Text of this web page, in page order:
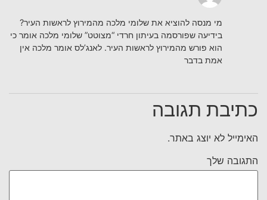
מי מנסה להוציא את שלומי מלכה מהמירוץ לראשות העיר?
בידיעה שפורסמה בעיתון חרדי “מצוטט” שלומי מלכה אומר כי
הוא פורש מהמירוץ לראשות העיר. לאנג’לס אומר מלכה אין
אמת בדבר
כתיבת תגובה
האימייל לא יוצג באתר.
התגובה שלך